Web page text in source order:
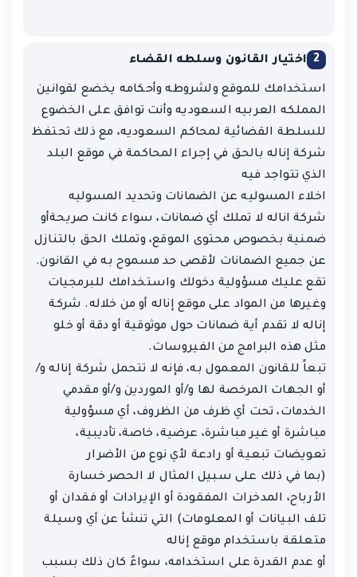
2 اختيار القانون وسلطه القضاء
استخدامك للموقع ولشروطه وأحكامه يخضع لقوانين
المملكه العربيه السعوديه وأنت توافق على الخضوع
للسلطة القضائية لمحاكم السعوديه، مع ذلك تحتفظ
شركة إناله بالحق في إجراء المحاكمة في موقع البلد
الذي تتواجد فيه
اخلاء المسوليه عن الضمانات وتحديد المسوليه
شركة اناله لا تملك أي ضمانات، سواء كانت صريحةأو
ضمنية بخصوص محتوى الموقع، وتملك الحق بالتنازل
عن جميع الضمانات لأقصى حد مسموح به في القانون.
تقع عليك مسؤولية دخولك واستخدامك للبرمجيات
وغيرها من المواد على موقع إناله أو من خلاله. شركة
إناله لا تقدم أية ضمانات حول موثوقية أو دقة أو خلو
مثل هذه البرامج من الفيروسات.
تبعاً للقانون المعمول به، فإنه لا تتحمل شركة إناله و/
أو الجهات المرخصة لها و/أو الموردين و/أو مقدمي
الخدمات، تحت أي ظرف من الظروف، أي مسؤولية
مباشرة أو غير مباشرة، عرضية، خاصة، تأديبية،
تعويضات تبعية أو رادعة لأي نوع من الأضرار
(بما في ذلك على سبيل المثال لا الحصر خسارة
الأرباح، المدخرات المفقودة أو الإيرادات أو فقدان أو
تلف البيانات أو المعلومات) التي تنشأ عن أي وسيلة
متعلقة باستخدام موقع إناله
أو عدم القدرة على استخدامه، سواءً كان ذلك بسبب